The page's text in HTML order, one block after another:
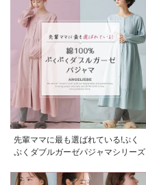
先輩ママに最も選ばれている!ぷく
ぷくダブルガーゼパジャマシリーズ